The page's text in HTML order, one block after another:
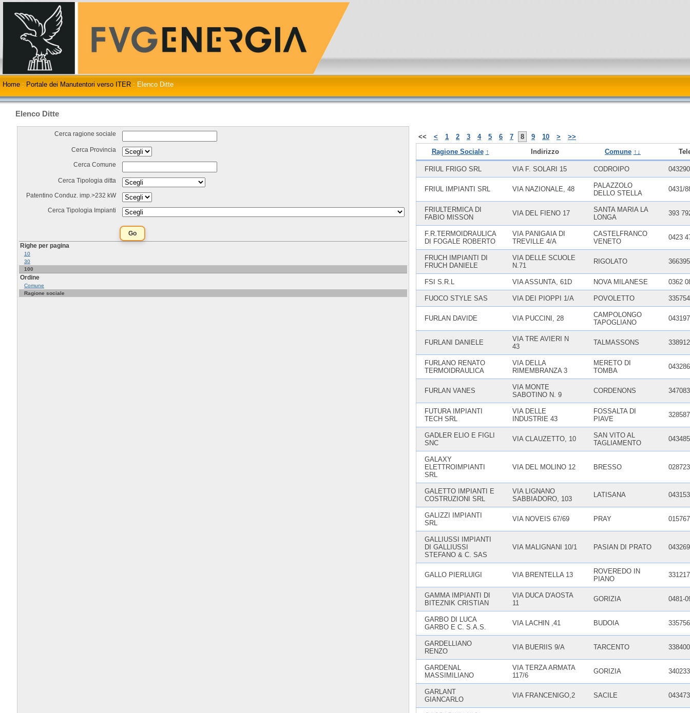
Home : Portale dei Manutentori verso ITER : Elenco Ditte
Elenco Ditte
Cerca ragione sociale
Cerca Provincia
Cerca Comune
Cerca Tipologia ditta
Patentino Conduz. imp.>232 kW
Cerca Tipologia Impianti
Righe per pagina
10
30
100
Ordine
Comune
Ragione sociale
<< < 1 2 3 4 5 6 7 8 9 10 >
>>
Ragione Sociale ↑ Indirizzo Comune ↑↓
FRIUL FRIGO SRL VIA F. SOLARI 15 CODROIPO
FRIUL IMPIANTI SRL VIA NAZIONALE, 48
PALAZZOLO
DELLO STELLA
0431/
FRIULTERMICA DI
FABIO MISSON
VIA DEL FIENO 17
SANTA MARIA LA
LONGA
393
F.R.TERMOIDRAULICA
DI FOGALE ROBERTO
VIA PANIGAIA DI
TREVILLE 4/A
CASTELFRANCO
VENETO
0423
FRUCH IMPIANTI DI
FRUCH DANIELE
VIA DELLE SCUOLE
N.71
RIGOLATO
FSI S.R.L VIA ASSUNTA, 61D NOVA MILANESE 0362
FUOCO STYLE SAS VIA DEI PIOPPI 1/A POVOLETTO
FURLAN DAVIDE VIA PUCCINI, 28
CAMPOLONGO
TAPOGLIANO
FURLANI DANIELE
VIA TRE AVIERI N
43
TALMASSONS
FURLANO RENATO
TERMOIDRAULICA
VIA DELLA
RIMEMBRANZA 3
MERETO DI
TOMBA
FURLAN VANES
VIA MONTE
SABOTINO N. 9
CORDENONS
FUTURA IMPIANTI
TECH SRL
VIA DELLE
INDUSTRIE 43
FOSSALTA DI
PIAVE
GADLER ELIO E FIGLI
SNC
VIA CLAUZETTO, 10
SAN VITO AL
TAGLIAMENTO
GALAXY
ELETTROIMPIANTI
SRL
VIA DEL MOLINO 12 BRESSO
GALETTO IMPIANTI E
COSTRUZIONI SRL
VIA LIGNANO
SABBIADORO, 103
LATISANA
GALIZZI IMPIANTI
SRL
VIA NOVEIS 67/69 PRAY
GALLIUSSI IMPIANTI
DI GALLIUSSI
STEFANO & C. SAS
VIA MALIGNANI 10/1 PASIAN DI PRATO
GALLO PIERLUIGI VIA BRENTELLA 13
ROVEREDO IN
PIANO
GAMMA IMPIANTI DI
BITEZNIK CRISTIAN
VIA DUCA D'AOSTA
11
GORIZIA 0481-
GARBO DI LUCA
GARBO E C. S.A.S.
VIA LACHIN ,41 BUDOIA
GARDELLIANO
RENZO
VIA BUERIIS 9/A TARCENTO
GARDENAL
MASSIMILIANO
VIA TERZA ARMATA
117/6
GORIZIA
GARLANT
GIANCARLO
VIA FRANCENIGO,2 SACILE